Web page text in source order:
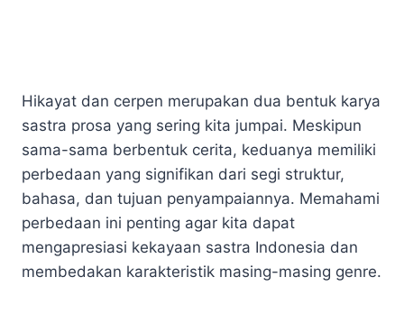
Hikayat dan cerpen merupakan dua bentuk karya
sastra prosa yang sering kita jumpai. Meskipun
sama-sama berbentuk cerita, keduanya memiliki
perbedaan yang signifikan dari segi struktur,
bahasa, dan tujuan penyampaiannya. Memahami
perbedaan ini penting agar kita dapat
mengapresiasi kekayaan sastra Indonesia dan
membedakan karakteristik masing-masing genre.